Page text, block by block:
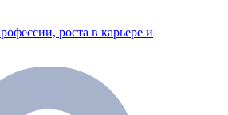
роста в карьере и